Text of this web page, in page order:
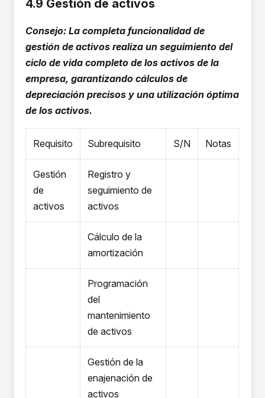
4.9 Gestión de activos
Consejo: La completa funcionalidad de
gestión de activos realiza un seguimiento del
ciclo de vida completo de los activos de la
empresa, garantizando cálculos de
depreciación precisos y una utilización óptima
de los activos.
Requisito Subrequisito S/N Notas
Gestión
de
activos
Registro y
seguimiento de
activos
Cálculo de la
amortización
Programación
del
mantenimiento
de activos
Gestión de la
enajenación de
activos